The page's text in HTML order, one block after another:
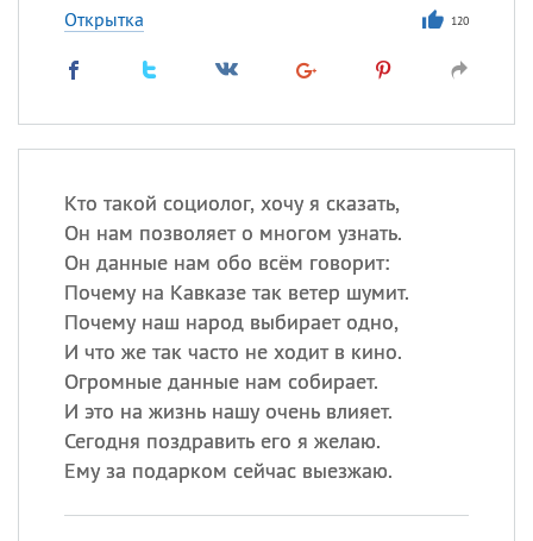
Открытка 120
Кто такой социолог, хочу я сказать,
Он нам позволяет о многом узнать.
Он данные нам обо всём говорит:
Почему на Кавказе так ветер шумит.
Почему наш народ выбирает одно,
И что же так часто не ходит в кино.
Огромные данные нам собирает.
И это на жизнь нашу очень влияет.
Сегодня поздравить его я желаю.
Ему за подарком сейчас выезжаю.